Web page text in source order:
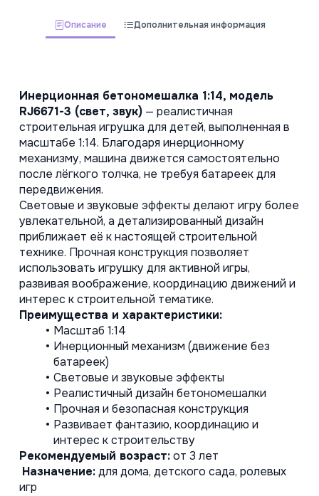
Описание Дополнительная информация
Инерционная бетономешалка 1:14, модель
RJ6671-3 (свет, звук) — реалистичная
строительная игрушка для детей, выполненная в
масштабе 1:14. Благодаря инерционному
механизму, машина движется самостоятельно
после лёгкого толчка, не требуя батареек для
передвижения.
Световые и звуковые эффекты делают игру более
увлекательной, а детализированный дизайн
приближает её к настоящей строительной
технике. Прочная конструкция позволяет
использовать игрушку для активной игры,
развивая воображение, координацию движений и
интерес к строительной тематике.
Преимущества и характеристики:
Масштаб 1:14
Инерционный механизм (движение без
батареек)
Световые и звуковые эффекты
Реалистичный дизайн бетономешалки
Прочная и безопасная конструкция
Развивает фантазию, координацию и
интерес к строительству
Рекомендуемый возраст: от 3 лет
Назначение: для дома, детского сада, ролевых
игр